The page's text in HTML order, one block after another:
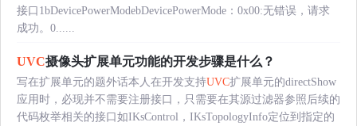
接口1bDevicePowerModebDevicePowerMode：0x00:无错误，请求
成功。0......
UVC摄像头扩展单元功能的开发步骤是什么？
写在扩展单元的题外话本人在开发支持UVC扩展单元的directShow
应用时，必现并不需要注册接口，只需要在其源过滤器参照后续的
代码枚举相关的接口如IKsControl，IKsTopologyInfo定位到指定的